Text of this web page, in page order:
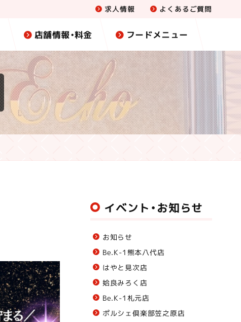
店舗情報・料金 フードメニュー
求人情報 よくあるご質問
イベント・お知らせ
お知らせ
Be.K-1熊本八代店
はやと見次店
姶良みろく店
Be.K-1札元店
ポルシェ倶楽部笠之原店